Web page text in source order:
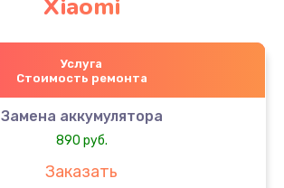
Xiaomi
Услуга
Стоимость ремонта
Замена аккумулятора
890 руб.
Заказать